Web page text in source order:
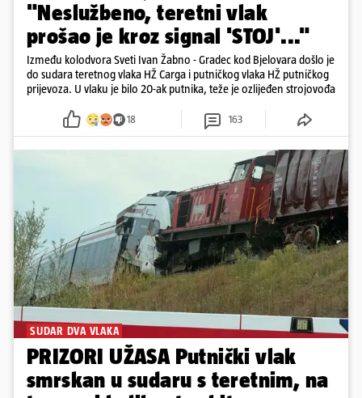
"Neslužbeno, teretni vlak
prošao je kroz signal 'STOJ'..."
Između kolodvora Sveti Ivan Žabno - Gradec kod Bjelovara došlo je
do sudara teretnog vlaka HŽ Carga i putničkog vlaka HŽ putničkog
prijevoza. U vlaku je bilo 20-ak putnika, teže je ozlijeđen strojovođa
18 163
SUDAR DVA VLAKA
PRIZORI UŽASA Putnički vlak
smrskan u sudaru s teretnim, na